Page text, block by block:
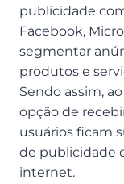
publicidade
Facebook,
segmentar
produtos e
Sendo assim,
opção de
usuários ficam
de publicidade
internet.